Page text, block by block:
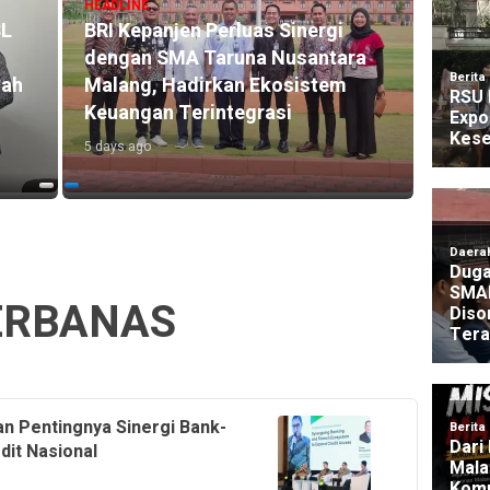
HEADLINE
BRI Kepanjen Perluas Sinergi
dengan SMA Taruna Nusantara
Malang, Hadirkan Ekosistem
Keuangan Terintegrasi
5 days ago
BRI
3 days
Pentingnya Sinergi Bank-
Nasional